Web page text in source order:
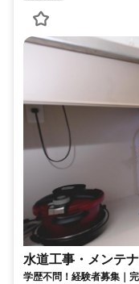
水道工事・メンテ
学歴不問！経験者募集｜